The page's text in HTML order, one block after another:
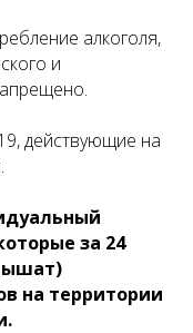
алкоголя,
и
действующие на
за 24
на территории